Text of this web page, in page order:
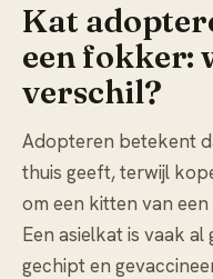
Kat
een fokker:
verschil?
Adopteren betekent
thuis geeft, terwijl
om een kitten van
Een asielkat is vaak
gechipt en